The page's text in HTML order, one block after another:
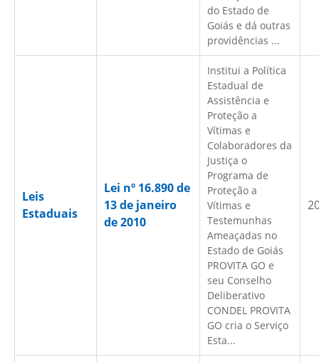
do Estado de
Goiás e dá outras
providências ...
Leis
Estaduais
Lei nº 16.890 de
13 de janeiro
de 2010
Institui a Política
Estadual de
Assistência e
Proteção a
Vítimas e
Colaboradores da
Justiça o
Programa de
Proteção a
Vítimas e
Testemunhas
Ameaçadas no
Estado de Goiás
PROVITA GO e
seu Conselho
Deliberativo
CONDEL PROVITA
GO cria o Serviço
Esta...